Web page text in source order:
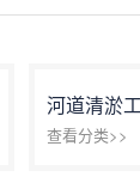
河道清淤
查看分类>>